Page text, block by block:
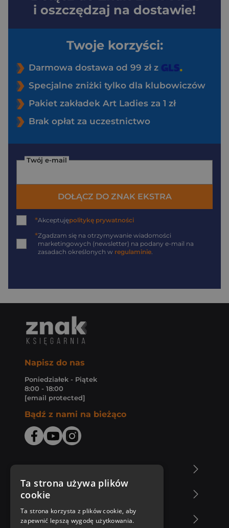
i oszczędzaj na dostawie!
Twoje korzyści:
Darmowa dostawa od 99 zł z
Specjalne zniżki tylko dla klubowiczów
Pakiet zakładek Art Ladies za 1 zł
Brak opłat za uczestnictwo
Twój e-mail
DOŁĄCZ DO ZNAK EKSTRA
*Akceptujępolitykę prywatności
*Zgadzam się na otrzymywanie wiadomości
marketingowych (newsletter) na podany e-mail na
zasadach określonych w regulaminie
Napisz do nas
Poniedziałek - Piątek
8:00 - 18:00
[email protected]
Bądź z nami na bieżąco
Zakupy u nas
Nasza oferta
Ta strona używa plików
cookie
Ta strona korzysta z plików cookie, aby
zapewnić lepszą wygodę użytkowania.